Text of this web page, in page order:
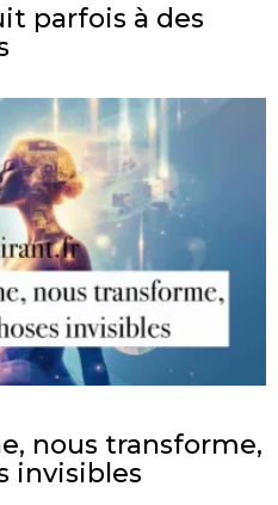
parfois à des
nous transforme,
invisibles